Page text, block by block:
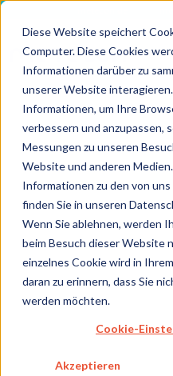
Diese Website speichert
Computer. Diese Cookies
Informationen darüber zu
unserer Website
Informationen, um Ihre
verbessern und anzupassen,
Messungen zu unseren
Website und anderen
Informationen zu den von
finden Sie in unseren
Wenn Sie ablehnen, werden
beim Besuch dieser Website
einzelnes Cookie wird in
daran zu erinnern, dass Sie
werden möchten.
Cookie-
Akzeptieren
HOME
ÜBER UNS
BLOG